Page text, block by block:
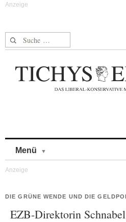
Suche nach:
Menü
DIE GRÜNE WENDE UND DIE
EZB-Direktorin